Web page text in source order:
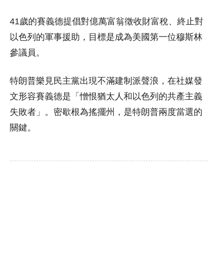
41歲的賽義德提倡對億萬富翁徵收財富稅、終止對
以色列的軍事援助，目標是成為美國第一位穆斯林
參議員。
特朗普樂見民主黨出現不滿建制派聲浪，在社媒發
文形容賽義德是「憎恨猶太人和以色列的共產主義
失敗者」。密歇根為搖擺州，是特朗普兩度當選的
關鍵。